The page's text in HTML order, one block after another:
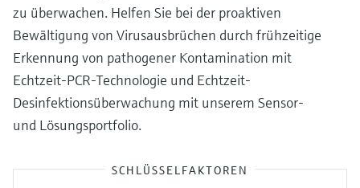
zu überwachen. Helfen Sie bei der proaktiven
Bewältigung von Virusausbrüchen durch frühzeitige
Erkennung von pathogener Kontamination mit
Echtzeit-PCR-Technologie und Echtzeit-
Desinfektionsüberwachung mit unserem Sensor-
und Lösungsportfolio.
SCHLÜSSELFAKTOREN